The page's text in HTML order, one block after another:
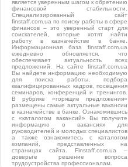
является уверенным шагом к обретению
финансовой стабильности.
Специализированный сайт
finstaff.com.ua по поиску работы в сфере
финансов – это уверенный старт для
соискателей, которые хотят найти
работу в казначействе в банке.
Информационная база finstaff.com.ua
ежедневно обновляется, что
обеспечивает актуальность всех
предложений. На сайте finstaff.com.ua
Вы найдете информацию необходимую
для поиска работы, подбора
квалифицированных кадров, посещения
семинаров, конференций и тренингов.
В рубрике «горящие предложения»
размещены самые актуальные вакансии
в казначействе в банке. Ознакомившись
с «каталогом вакансий» Вы получите
информацию о вакансиях для
руководителей и молодых специалистов
а также ознакомитесь с каталогом
компаний, представленных на
страницах сайта. Finstaff.com.ua –
доверьте решение вопроса
трудоустройства профессионалам.